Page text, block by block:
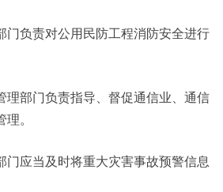
负责对公用民防工程消防安全进行
部门负责指导、督促通信业、通信
。
应当及时将重大灾害事故预警信息